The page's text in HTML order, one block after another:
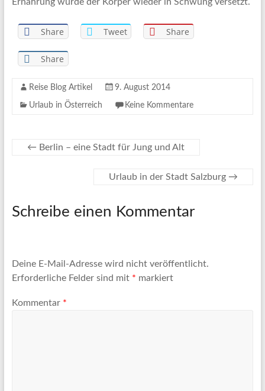
Share Tweet Share
Share
Reise Blog Artikel 9. August 2014
Urlaub in Österreich Keine Kommentare
← Berlin – eine Stadt für Jung und Alt
Urlaub in der Stadt Salzburg →
Schreibe einen Kommentar
Deine E-Mail-Adresse wird nicht veröffentlicht.
Erforderliche Felder sind mit * markiert
Kommentar *